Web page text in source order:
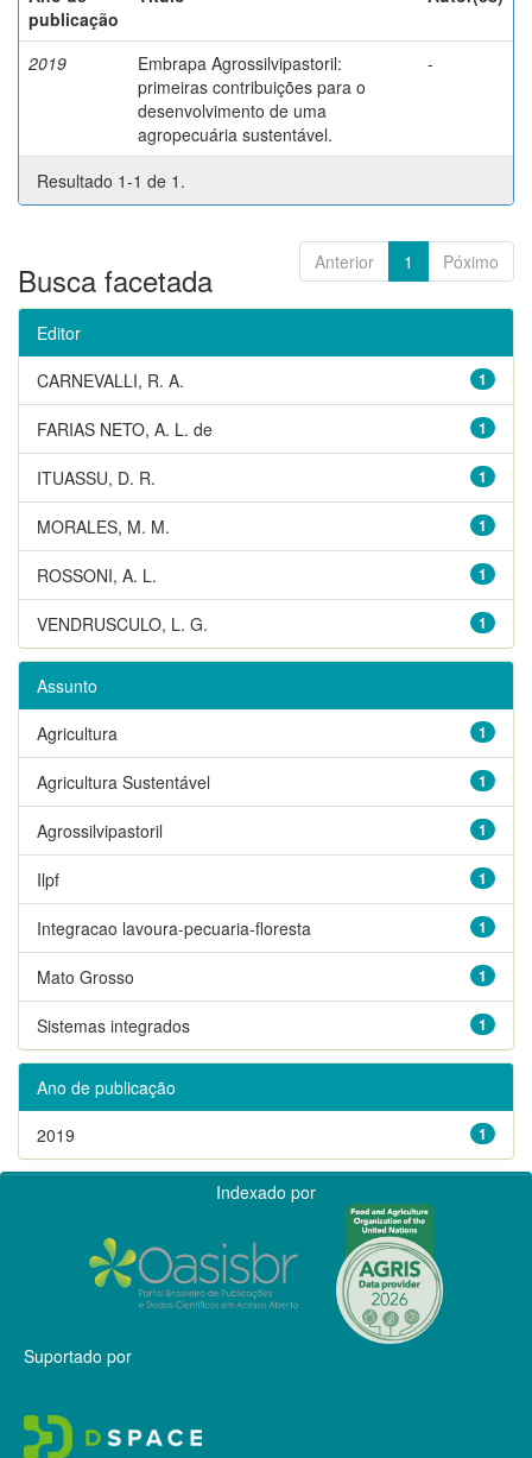
publicação
2019
Embrapa Agrossilvipastoril:
primeiras contribuições para o
desenvolvimento de uma
agropecuária sustentável.
-
Resultado 1-1 de 1.
Anterior 1 Póximo
Busca facetada
Editor
1
CARNEVALLI, R. A.
1
FARIAS NETO, A. L. de
1
ITUASSU, D. R.
1
MORALES, M. M.
1
ROSSONI, A. L.
1
VENDRUSCULO, L. G.
Assunto
1
Agricultura
1
Agricultura Sustentável
1
Agrossilvipastoril
1
Ilpf
1
Integracao lavoura-pecuaria-floresta
1
Mato Grosso
1
Sistemas integrados
Ano de publicação
1
2019
Indexado por
Suportado por